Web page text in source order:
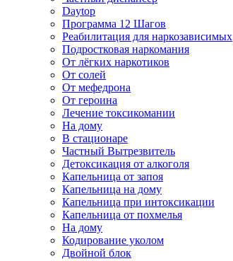
Daytop
Программа 12 Шагов
Реабилитация для наркозависимых
Подростковая наркомания
От лёгких наркотиков
От солей
От мефедрона
От героина
Лечение токсикомании
На дому
В стационаре
Частный Вытрезвитель
Детоксикация от алкоголя
Капельница от запоя
Капельница на дому
Капельница при интоксикации
Капельница от похмелья
На дому
Кодирование уколом
Двойной блок